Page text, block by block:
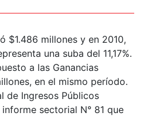
$1.486 millones y en 2010,
una suba del 11,17%.
a las Ganancias
en el mismo período.
de Ingresos Públicos
sectorial N° 81 que